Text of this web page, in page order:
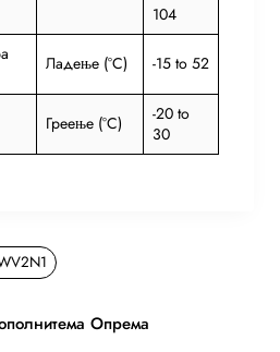
104
Ладење (°C) -15 to 52
Греење (°C)
-20 to
30
Опрема